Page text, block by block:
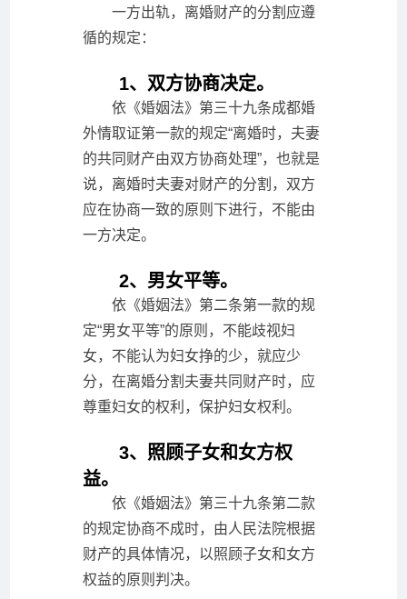
一方出轨，离婚财产的分割应遵
循的规定：
1、双方协商决定。
依《婚姻法》第三十九条成都婚
外情取证第一款的规定“离婚时，夫妻
的共同财产由双方协商处理”，也就是
说，离婚时夫妻对财产的分割，双方
应在协商一致的原则下进行，不能由
一方决定。
2、男女平等。
依《婚姻法》第二条第一款的规
定“男女平等”的原则，不能歧视妇
女，不能认为妇女挣的少，就应少
分，在离婚分割夫妻共同财产时，应
尊重妇女的权利，保护妇女权利。
3、照顾子女和女方权
益。
依《婚姻法》第三十九条第二款
的规定协商不成时，由人民法院根据
财产的具体情况，以照顾子女和女方
权益的原则判决。